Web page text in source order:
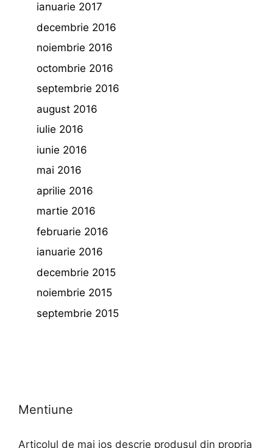
ianuarie 2017
decembrie 2016
noiembrie 2016
octombrie 2016
septembrie 2016
august 2016
iulie 2016
iunie 2016
mai 2016
aprilie 2016
martie 2016
februarie 2016
ianuarie 2016
decembrie 2015
noiembrie 2015
septembrie 2015
Mentiune
Articolul de mai jos descrie produsul din propria